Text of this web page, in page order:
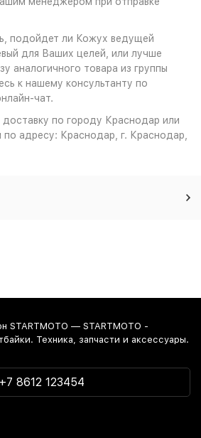
подойдет ли Кожух ведущей
для Ваших целей, или лучше
аналогичного товара из группы
к нашему консультанту по
чат.
по городу Краснодар или
адресу: Краснодар, г. Краснодар,
STARTMOTO — STARTMOTO -
Техника, запчасти и аксессуары.
+7 8612 123454